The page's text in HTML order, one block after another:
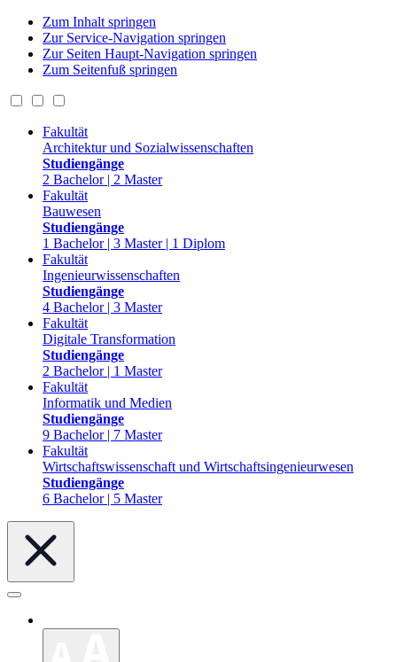
Zum Inhalt springen
Zur Service-Navigation springen
Zur Seiten Haupt-Navigation springen
Zum Seitenfuß springen
Fakultät
Architektur und Sozialwissenschaften
Studiengänge
2 Bachelor | 2 Master
Fakultät
Bauwesen
Studiengänge
1 Bachelor | 3 Master | 1 Diplom
Fakultät
Ingenieurwissenschaften
Studiengänge
4 Bachelor | 3 Master
Fakultät
Digitale Transformation
Studiengänge
2 Bachelor | 1 Master
Fakultät
Informatik und Medien
Studiengänge
9 Bachelor | 7 Master
Fakultät
Wirtschaftswissenschaft und Wirtschaftsingenieurwesen
Studiengänge
6 Bachelor | 5 Master